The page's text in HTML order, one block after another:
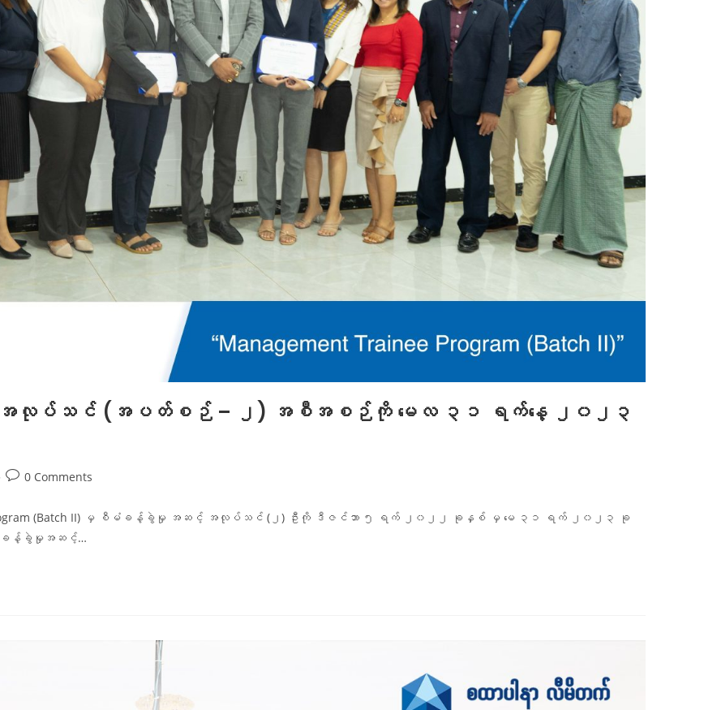
လုပ်သင် (အပတ်စဉ် – ၂) အစီအစဉ်ကို မေလ ၃၁ ရက်နေ့ ၂၀၂၃
0 Comments
Program (Batch II) မှ စီမံခန့်ခွဲမှု အဆင့် အလုပ်သင် (၂) ဦးကို ဒီဇင်ဘာ ၅ ရက် ၂၀၂၂ ခုနှစ် မှ မေ ၃၁ ရက် ၂၀၂၃ ခု
မံခန့်ခွဲမှုအဆင့်…